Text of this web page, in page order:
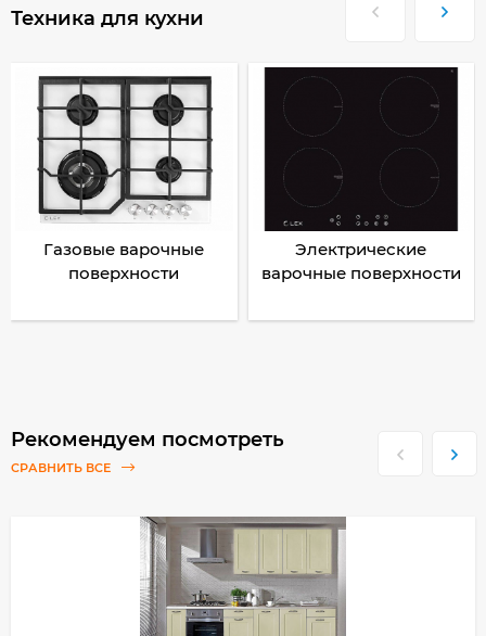
Техника для кухни
Газовые варочные
поверхности
Электрические
варочные поверхности
Рекомендуем посмотреть
СРАВНИТЬ ВСЕ